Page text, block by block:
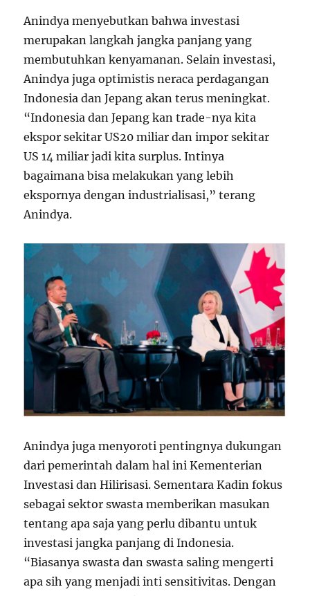
Anindya menyebutkan bahwa investasi
merupakan langkah jangka panjang yang
membutuhkan kenyamanan. Selain investasi,
Anindya juga optimistis neraca perdagangan
Indonesia dan Jepang akan terus meningkat.
“Indonesia dan Jepang kan trade-nya kita
ekspor sekitar US20 miliar dan impor sekitar
US 14 miliar jadi kita surplus. Intinya
bagaimana bisa melakukan yang lebih
ekspornya dengan industrialisasi,” terang
Anindya.
Anindya juga menyoroti pentingnya dukungan
dari pemerintah dalam hal ini Kementerian
Investasi dan Hilirisasi. Sementara Kadin fokus
sebagai sektor swasta memberikan masukan
tentang apa saja yang perlu dibantu untuk
investasi jangka panjang di Indonesia.
“Biasanya swasta dan swasta saling mengerti
apa sih yang menjadi inti sensitivitas. Dengan